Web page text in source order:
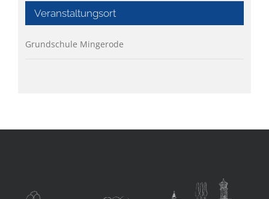
Veranstaltungsort
Grundschule Mingerode